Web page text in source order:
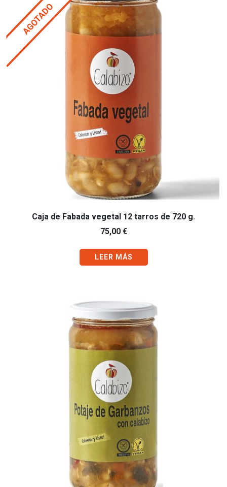
AGOTADO
Caja de Fabada vegetal 12 tarros de 720 g.
75,00 €
LEER MÁS